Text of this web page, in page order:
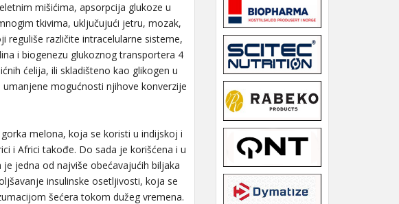
mišićima, apsorpcija glukoze u
tkivima, uključujući jetru, mozak,
reguliše različite intracelularne sisteme,
i biogenezu glukoznog transportera 4
ćelija, ili skladišteno kao glikogen u
mogućnosti njihove konverzije
melona, koja se koristi u indijskoj i
i Africi takođe. Do sada je korišćena i u
jedna od najviše obećavajućih biljaka
insulinske osetljivosti, koja se
šećera tokom dužeg vremena.